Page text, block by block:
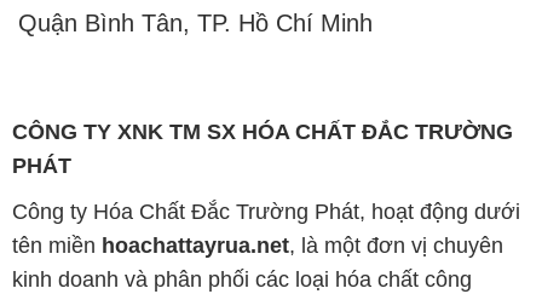
Quận Bình Tân, TP. Hồ Chí Minh
CÔNG TY XNK TM SX HÓA CHẤT ĐẮC TRƯỜNG
PHÁT
Công ty Hóa Chất Đắc Trường Phát, hoạt động dưới
tên miền hoachattayrua.net, là một đơn vị chuyên
kinh doanh và phân phối các loại hóa chất công